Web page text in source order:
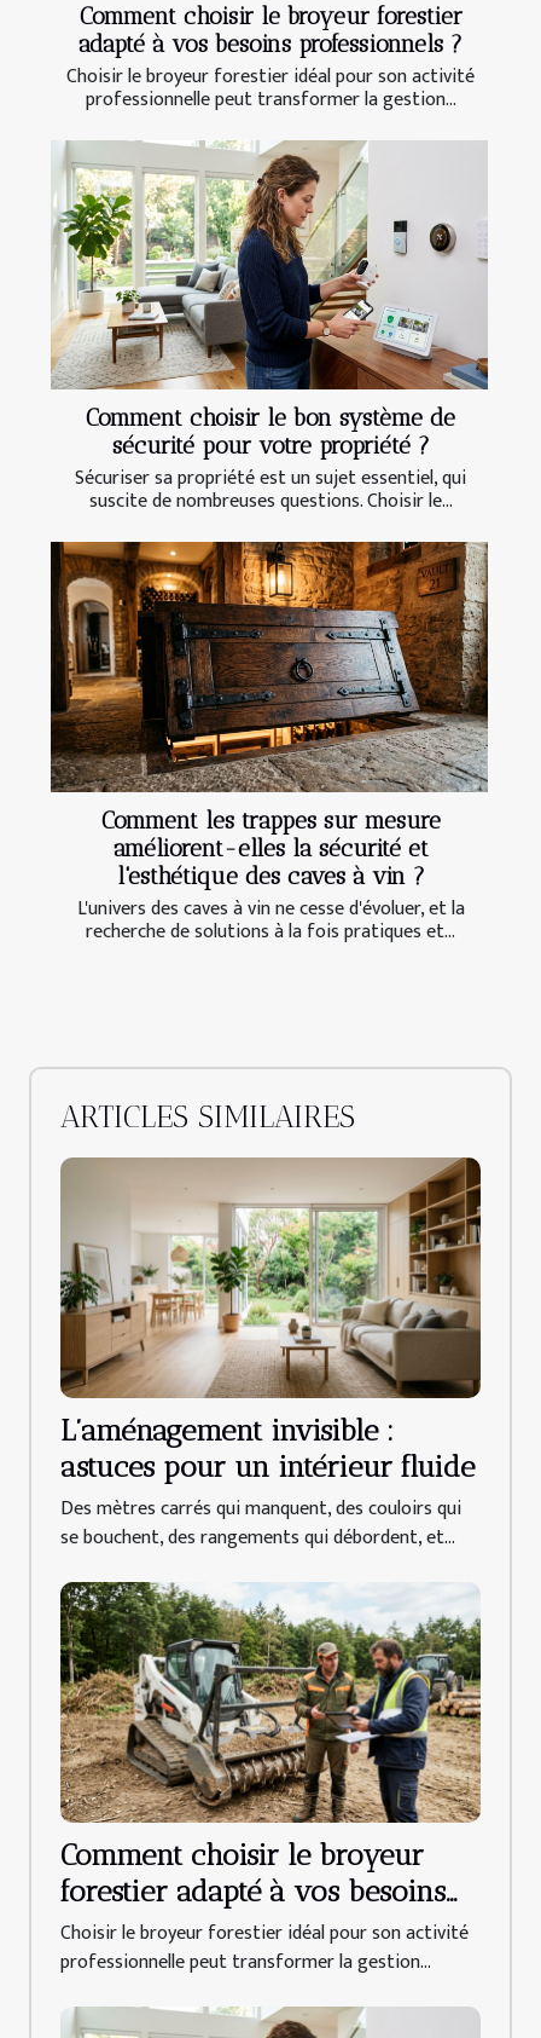
Comment choisir le broyeur forestier
adapté à vos besoins professionnels ?
Choisir le broyeur forestier idéal pour son activité
professionnelle peut transformer la gestion...
Comment choisir le bon système de
sécurité pour votre propriété ?
Sécuriser sa propriété est un sujet essentiel, qui
suscite de nombreuses questions. Choisir le...
Comment les trappes sur mesure
améliorent-elles la sécurité et
l'esthétique des caves à vin ?
L'univers des caves à vin ne cesse d'évoluer, et la
recherche de solutions à la fois pratiques et...
ARTICLES SIMILAIRES
L’aménagement invisible :
astuces pour un intérieur fluide
Des mètres carrés qui manquent, des couloirs qui
se bouchent, des rangements qui débordent, et...
Comment choisir le broyeur
forestier adapté à vos besoins
professionnels ?
Choisir le broyeur forestier idéal pour son activité
professionnelle peut transformer la gestion...